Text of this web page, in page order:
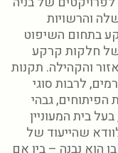
והרשויות
בתחום השיפוט
של חלקות קרקע
והקהילה. תקנות
לרבות סוגי
הפיתוחים, גבהי
בית המעוניין
שהייעוד של
הוא נבנה – בין אם